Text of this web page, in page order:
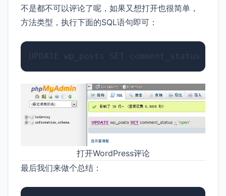
不是都不可以评论了呢，如果又想打开也很简单，
方法类型，执行下面的SQL语句即可：
打开WordPress评论
最后我们来做个总结：